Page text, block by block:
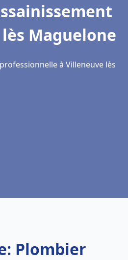
Maguelone
à Villeneuve lès
Plombier